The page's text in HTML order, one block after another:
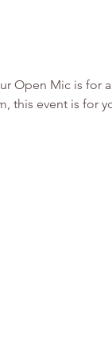
Open Mic is for
this event is for